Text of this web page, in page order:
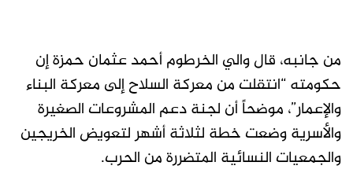
من جانبه، قال والي الخرطوم أحمد عثمان حمزة إن
حكومته “انتقلت من معركة السلاح إلى معركة البناء
والإعمار”، موضحاً أن لجنة دعم المشروعات الصغيرة
والأسرية وضعت خطة لثلاثة أشهر لتعويض الخريجين
والجمعيات النسائية المتضررة من الحرب.